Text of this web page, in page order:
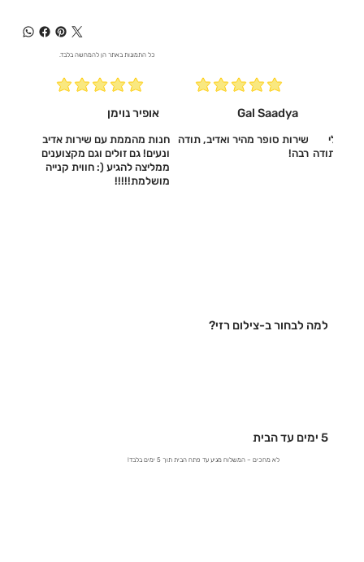
כל התמונות באתר הן להמחשה בלבד.
אופיר נוימן
חנות מהממת עם שירות אדיב
ונעים! גם זולים וגם מקצוענים
ממליצה להגיע (: חווית קנייה
מושלמת!!!!!‎
Gal Saadya
שירות סופר מהיר ואדיב, תודה
רבה!
לי
תודה
למה לבחור ב-צילום רזי?
5 ימים עד הבית
לא מחכים – המשלוח מגיע עד פתח הבית תוך 5 ימים בלבד!